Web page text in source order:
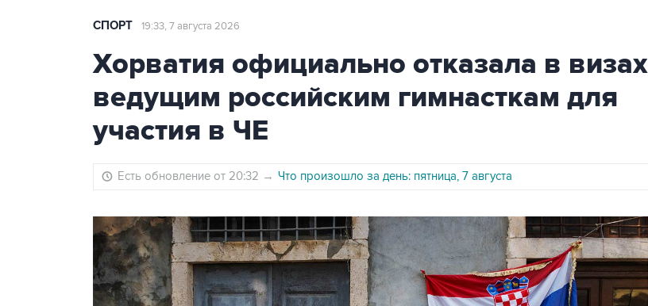
СПОРТ 19:33, 7 августа 2026
Хорватия официально отказала в визах
ведущим российским гимнасткам для
участия в ЧЕ
Есть обновление от 20:32 → Что произошло за день: пятница, 7 августа